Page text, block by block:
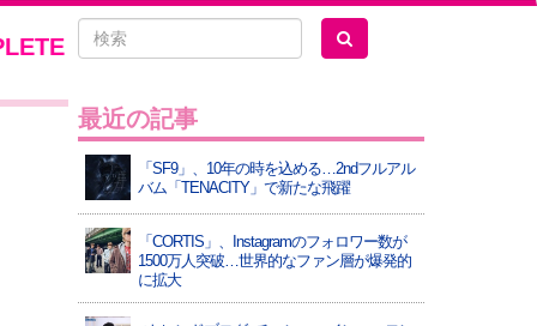
最近の記事
「SF9」、10年の時を込める…2ndフルアル
バム「TENACITY」で新たな飛躍
「CORTIS」、Instagramのフォロワー数が
1500万人突破…世界的なファン層が爆発的
に拡大